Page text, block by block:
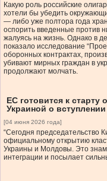
Какую роль российские
хотели бы убедить
— либо уже полтора года
оспорить введенные против
жалуясь на жизнь. Однако в
показало исследование
оборонных контрактах,
убивают мирных граждан в
продолжают молчать.
ЕС готовится к
Украиной о
[04 июня 2026 года]
“Сегодня председательство
официальному открытию
Украины и Молдовы. Это
интеграции и посылает